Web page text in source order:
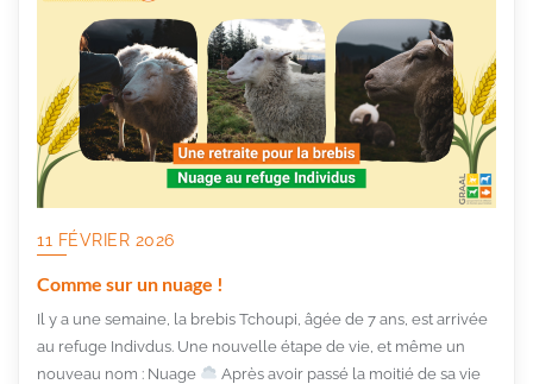
11 FÉVRIER 2026
Comme sur un nuage !
Il y a une semaine, la brebis Tchoupi, âgée de 7 ans, est arrivée
au refuge Indivdus. Une nouvelle étape de vie, et même un
nouveau nom : Nuage
Après avoir passé la moitié de sa vie